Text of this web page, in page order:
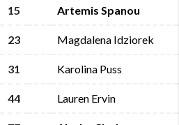
15 Artemis Spanou
23 Magdalena Idziorek
31 Karolina Puss
44 Lauren Ervin
15 Artemis Spanou
23 Magdalena Idziorek
31 Karolina Puss
44 Lauren Ervin